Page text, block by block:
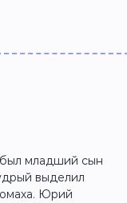
был младший сын
выделил
Юрий